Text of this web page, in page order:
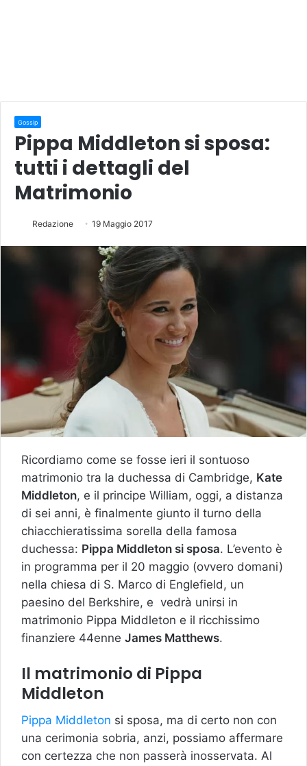
Gossip
Pippa Middleton si sposa:
tutti i dettagli del
Matrimonio
Redazione 19 Maggio 2017
Ricordiamo come se fosse ieri il sontuoso
matrimonio tra la duchessa di Cambridge, Kate
Middleton, e il principe William, oggi, a distanza
di sei anni, è finalmente giunto il turno della
chiacchieratissima sorella della famosa
duchessa: Pippa Middleton si sposa. L’evento è
in programma per il 20 maggio (ovvero domani)
nella chiesa di S. Marco di Englefield, un
paesino del Berkshire, e vedrà unirsi in
matrimonio Pippa Middleton e il ricchissimo
finanziere 44enne James Matthews.
Il matrimonio di Pippa
Middleton
Pippa Middleton si sposa, ma di certo non con
una cerimonia sobria, anzi, possiamo affermare
con certezza che non passerà inosservata. Al